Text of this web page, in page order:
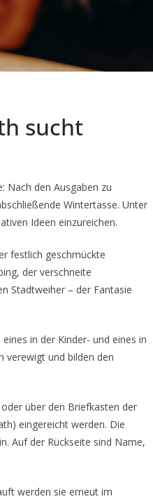
sucht
Nach den Ausgaben zu
Wintertasse. Unter
Ideen einzureichen.
festlich geschmückte
der verschneite
Stadtweiher – der Fantasie
in der Kinder- und eines in
verewigt und bilden den
über den Briefkasten der
eingereicht werden. Die
Auf der Rückseite sind Name,
werden sie erneut im